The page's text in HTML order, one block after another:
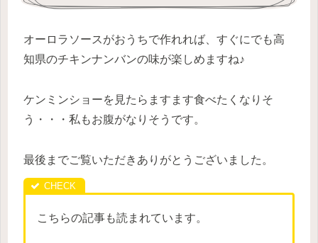
オーロラソースがおうちで作れれば、すぐにでも高
知県のチキンナンバンの味が楽しめますね♪
ケンミンショーを見たらますます食べたくなりそ
う・・・私もお腹がなりそうです。
最後までご覧いただきありがとうございました。
こちらの記事も読まれています。